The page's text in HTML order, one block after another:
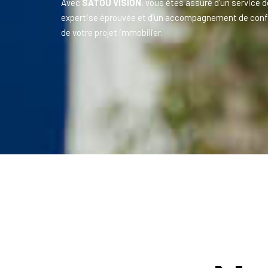
Avec SATOU VISION , vous êtes assuré d’un service
expertise éprouvée et d’un accompagnement de
de votre projet immobilier.